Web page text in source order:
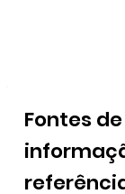
Fontes de